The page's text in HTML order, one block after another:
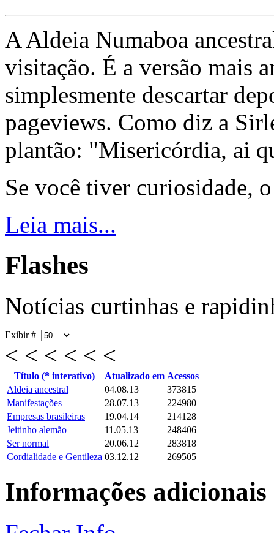
A Aldeia Numaboa
visitação. É a versão mais
simplesmente descartar
pageviews. Como diz a
plantão: "Misericórdia, ai
Se você tiver curiosidade,
Leia mais...
Flashes
Notícias curtinhas e
Exibir #
< < < < < <
Título (* interativo) Atualizado em Acessos
Aldeia ancestral
04.08.13
373815
Manifestações
28.07.13
224980
Empresas brasileiras
19.04.14
214128
Jeitinho alemão
11.05.13
248406
Ser normal
20.06.12
283818
Cordialidade e Gentileza 03.12.12 269505
Informações adicionais